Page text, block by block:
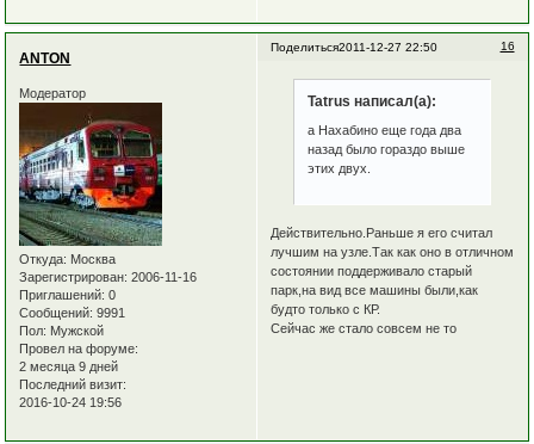
Поделиться 16
2011-12-27 22:50
ANTON
Модератор
Откуда: Москва
Зарегистрирован: 2006-11-16
Приглашений: 0
Сообщений: 9991
Пол: Мужской
Провел на форуме:
2 месяца 9 дней
Последний визит:
2016-10-24 19:56
Tatrus написал(а):
а Нахабино еще года два
назад было гораздо выше
этих двух.
Действительно.Раньше я его считал
лучшим на узле.Так как оно в отличном
состоянии поддерживало старый
парк,на вид все машины были,как
будто только с КР.
Сейчас же стало совсем не то